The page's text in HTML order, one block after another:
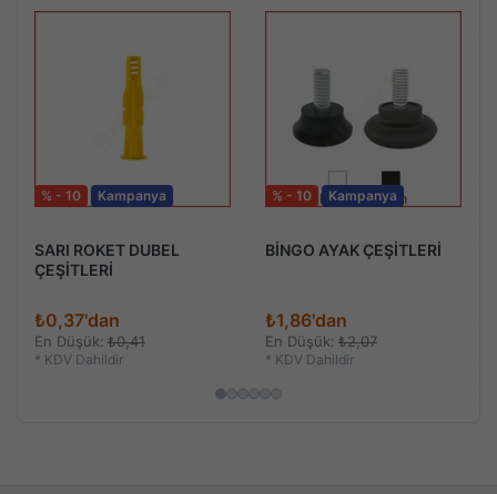
% - 10 Kampanya
SARI ROKET DUBEL
ÇEŞİTLERİ
₺0,37'dan
En Düşük: ₺0,41
* KDV Dahildir
% - 10 Kampanya
BİNGO AYAK ÇEŞİTLERİ
₺1,86'dan
En Düşük: ₺2,07
* KDV Dahildir